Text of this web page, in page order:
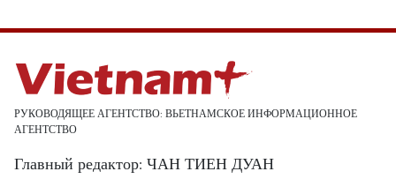
РУКОВОДЯЩЕЕ АГЕНТСТВО: ВЬЕТНАМСКОЕ ИНФОРМАЦИОННОЕ
АГЕНТСТВО
Главный редактор: ЧАН ТИЕН ДУАН